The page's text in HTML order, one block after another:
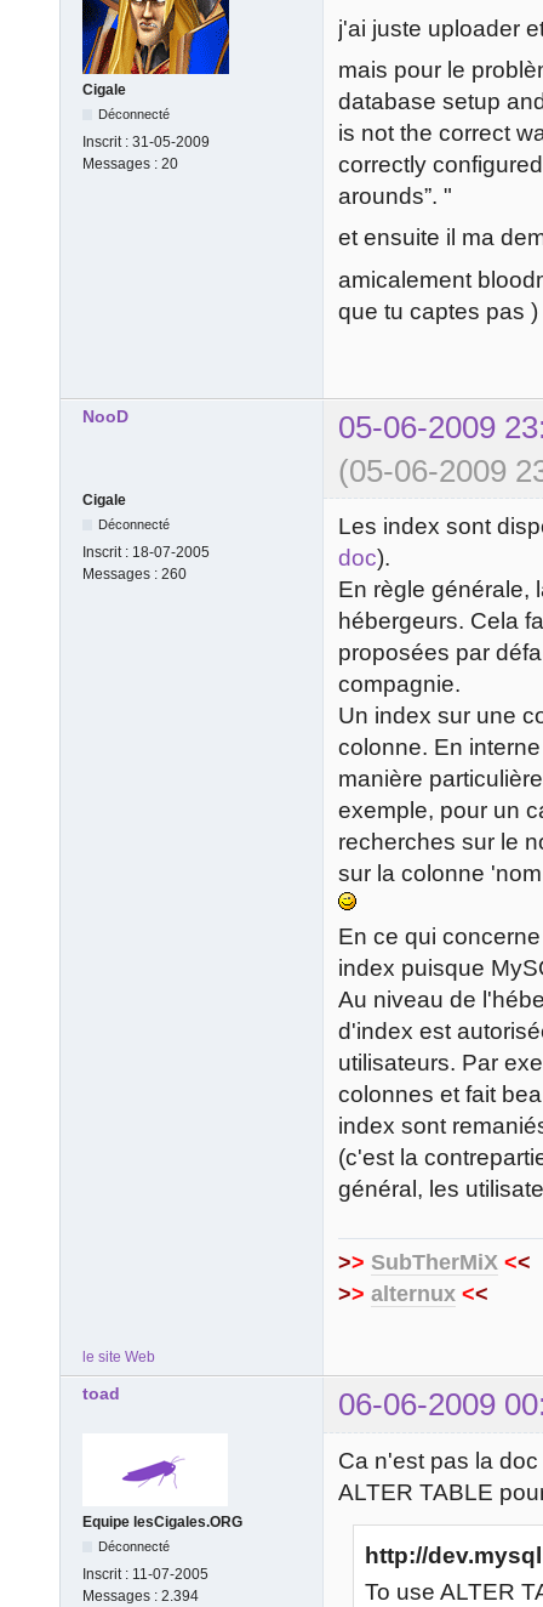
Cigale
Déconnecté
Inscrit : 31-05-2009
Messages : 20
j'ai juste uploader
mais pour le
database setup
is not the correct
correctly
arounds”. "
et ensuite il ma
amicalement
que tu captes pas )
NooD
05-06-2009
(05-06-2009
Cigale
Déconnecté
Inscrit : 18-07-2005
Messages : 260
Les index sont
doc).
En règle générale,
hébergeurs. Cela
proposées par
compagnie.
Un index sur une
colonne. En
manière
exemple, pour un
recherches sur le
sur la colonne
En ce qui
index puisque
Au niveau de
d'index est
utilisateurs. Par
colonnes et fait
index sont
(c'est la
général, les
>> SubTherMiX <<
>> alternux <<
le site Web
toad 06-06-2009
Equipe lesCigales.ORG
Déconnecté
Inscrit : 11-07-2005
Messages : 2.394
Ca n'est pas la
ALTER TABLE
http://
To use ALTER